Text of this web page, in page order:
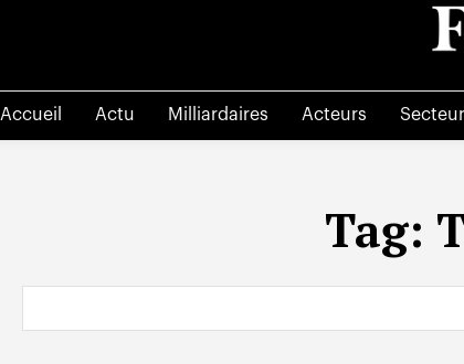
Accueil Actu Milliardaires Acteurs
Tag: